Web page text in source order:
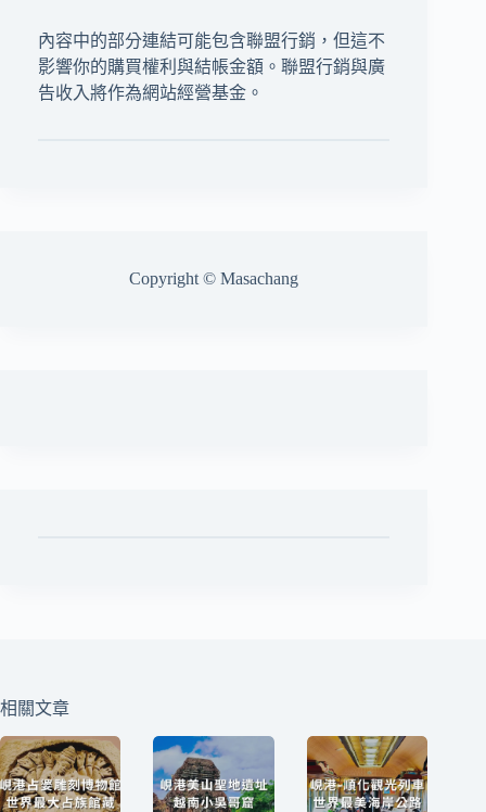
內容中的部分連結可能包含聯盟行銷，但這不
影響你的購買權利與結帳金額。聯盟行銷與廣
告收入將作為網站經營基金。
Copyright © Masachang
相關文章